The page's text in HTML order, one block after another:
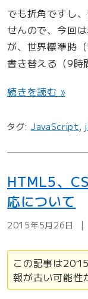
”
の
でも折角ですし
せんので、今回
が、世界標準時
書き替える（9時
“
界
時
（
U
T
）
で
表
続きを読む »
タグ: JavaScript,
HTML5、
応について
2015年5月26日
この記事は
報が古い可能性